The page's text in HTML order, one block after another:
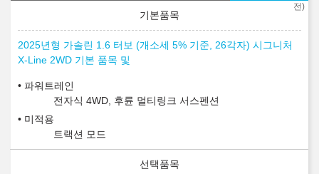
전)
2025년형 가솔린 1.6 터보 (개소세 5% 기준, 26각자) 시그니처
X-Line 2WD 기본 품목 및
파워트레인
전자식 4WD, 후륜 멀티링크 서스펜션
미적용
트랙션 모드